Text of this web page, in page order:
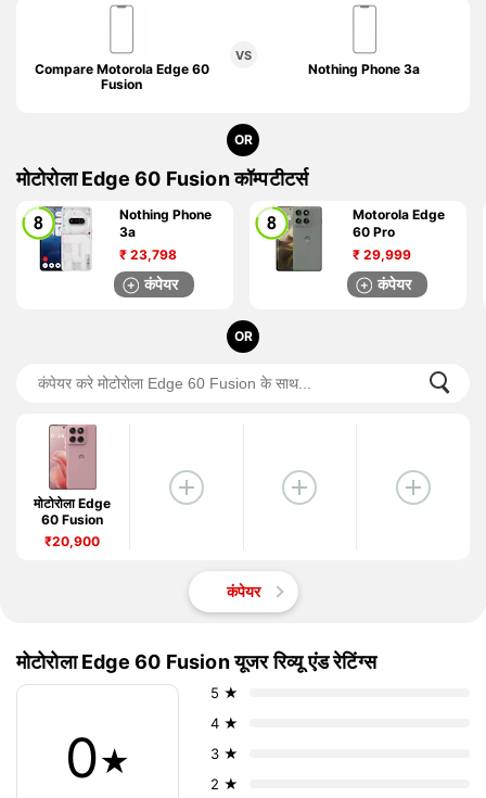
Compare Motorola Edge 60
Fusion
VS
Nothing Phone 3a
OR
मोटोरोला Edge 60 Fusion कॉम्पटीटर्स
Nothing Phone
3a
₹ 23,798
कंपेयर
Motorola Edge
60 Pro
₹ 29,999
कंपेयर
OR
मोटोरोला Edge
60 Fusion
₹20,900
कंपेयर
मोटोरोला Edge 60 Fusion यूजर रिव्यू एंड रेटिंग्स
0★
5 ★
4 ★
3 ★
2 ★